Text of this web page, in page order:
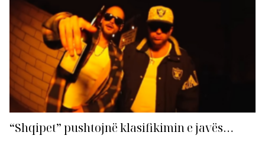
“Shqipet” pushtojnë klasifikimin e javës…